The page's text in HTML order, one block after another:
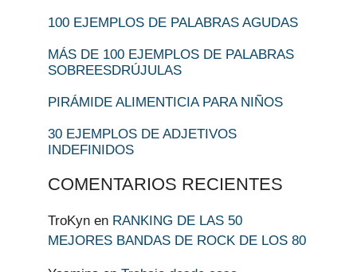
100 EJEMPLOS DE PALABRAS AGUDAS
MÁS DE 100 EJEMPLOS DE PALABRAS
SOBREESDRÚJULAS
PIRÁMIDE ALIMENTICIA PARA NIÑOS
30 EJEMPLOS DE ADJETIVOS
INDEFINIDOS
COMENTARIOS RECIENTES
TroKyn en RANKING DE LAS 50
MEJORES BANDAS DE ROCK DE LOS 80